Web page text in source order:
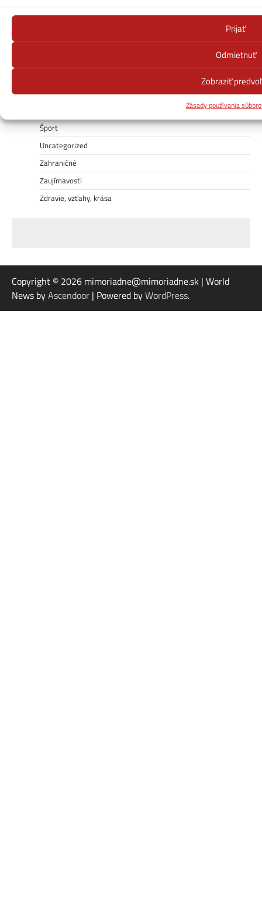
Prijať
Odmietnuť
Zobraziť
Zásady používania
Politika
Šport
Uncategorized
Zahraničné
Zaujímavosti
Zdravie, vzťahy, krása
Copyright © 2026 mimoriadne@mimoriadne.sk | World
News byAscendoor | Powered byWordPress.